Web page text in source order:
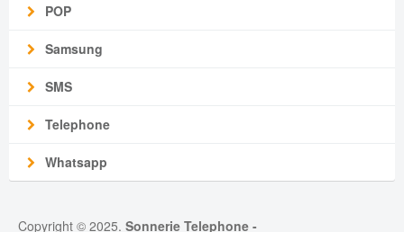
POP
Samsung
SMS
Telephone
Whatsapp
Copyright © 2025. Sonnerie Telephone -